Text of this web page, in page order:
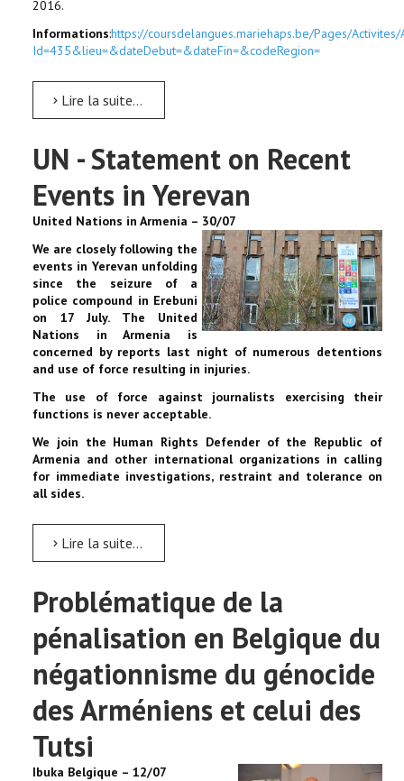
2016.
Informations:https://coursdelangues.mariehaps.be/Pages/Activites/
Id=435&lieu=&dateDebut=&dateFin=&codeRegion=
Lire la suite...
UN - Statement on Recent
Events in Yerevan
United Nations in Armenia – 30/07
We are closely following the
events in Yerevan unfolding
since the seizure of a
police compound in Erebuni
on 17 July. The United
Nations in Armenia is
concerned by reports last night of numerous detentions
and use of force resulting in injuries.
The use of force against journalists exercising their
functions is never acceptable.
We join the Human Rights Defender of the Republic of
Armenia and other international organizations in calling
for immediate investigations, restraint and tolerance on
all sides.
Lire la suite...
Problématique de la
pénalisation en Belgique du
négationnisme du génocide
des Arméniens et celui des
Tutsi
Ibuka Belgique – 12/07